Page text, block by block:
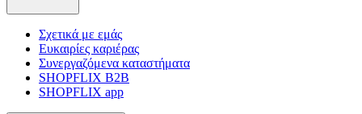
Σχετικά με εμάς
Ευκαιρίες καριέρας
Συνεργαζόμενα καταστήματα
SHOPFLIX B2B
SHOPFLIX app